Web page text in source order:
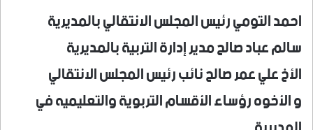
احمد التومي رئيس المجلس الانتقالي بالمديرية
سالم عباد صالح مدير إدارة التربية بالمديرية
الأخ علي عمر صالح نائب رئيس المجلس الانتقالي
و الأخوه رؤساء الأقسام التربوية والتعليميه في